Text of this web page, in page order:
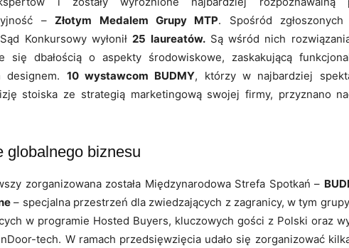
–Złotym Medalem Grupy MTP. Spośród
Konkursowy wyłonił25 laureatów.Są wśród nich
się dbałością o aspekty środowiskowe, zaskakującą
designem. 10 wystawcom BUDMY, którzy w najbardziej
stoiska ze strategią marketingową swojej firmy, przyznano
globalnego biznesu
zorganizowana została Międzynarodowa Strefa Spotkań –
– specjalna przestrzeń dla zwiedzających z zagranicy, w tym
w programie Hosted Buyers, kluczowych gości z Polski oraz
tech. W ramach przedsięwzięcia udało się zorganizować